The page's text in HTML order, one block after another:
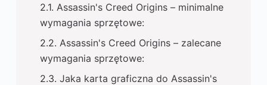
Assassin's Creed Origins – minimalne
wymagania sprzętowe:
Assassin's Creed Origins – zalecane
wymagania sprzętowe:
Jaka karta graficzna do Assassin's